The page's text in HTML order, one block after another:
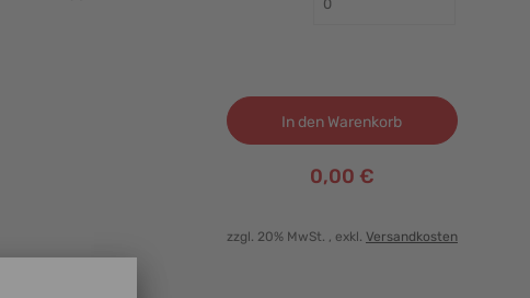
In den Warenkorb
0,00 €
zzgl. 20% MwSt. , exkl. Versandkosten